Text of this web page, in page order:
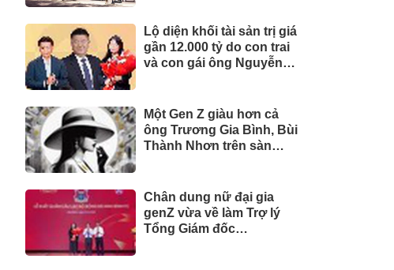
Lộ diện khối tài sản trị giá
gần 12.000 tỷ do con trai
và con gái ông Nguyễn
Một Gen Z giàu hơn cả
ông Trương Gia Bình, Bùi
Thành Nhơn trên sàn
Chân dung nữ đại gia
genZ vừa về làm Trợ lý
Tổng Giám đốc